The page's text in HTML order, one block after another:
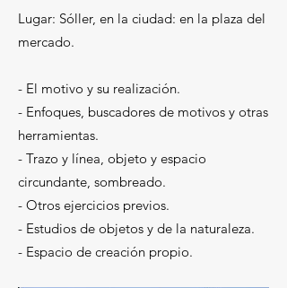
Lugar: Sóller, en la ciudad: en la plaza del
mercado.
- El motivo y su realización.
- Enfoques, buscadores de motivos y otras
herramientas.
- Trazo y línea, objeto y espacio
circundante, sombreado.
- Otros ejercicios previos.
- Estudios de objetos y de la naturaleza.
- Espacio de creación propio.